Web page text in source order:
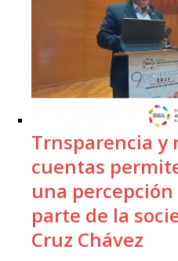
Trnsparencia y
cuentas
una
parte de la
Cruz Chávez